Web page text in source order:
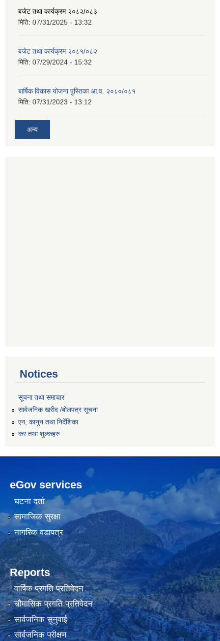
बजेट तथा कार्यक्रम २०८२/०८३
मिति: 07/31/2025 - 13:32
बजेट तथा कार्यक्रम २०८१/०८२
मिति: 07/29/2024 - 15:32
बार्षिक विकास योजना पुस्तिका आ.व. २०८०/०८१
मिति: 07/31/2023 - 13:12
अन्य
Notices
सूचना तथा समाचार
सार्वजनिक खरीद /बोलपत्र सूचना
एन, कानुन तथा निर्देशिका
कर तथा शुल्कहरु
eGov services
घटना दर्ता
सामाजिक सुरक्षा
नागरिक वडापत्र
Reports
वार्षिक प्रगति प्रतिवेदन
चौमासिक प्रगति प्रतिवेदन
सार्वजनिक सुनुवाई
सार्वजनिक परीक्षण